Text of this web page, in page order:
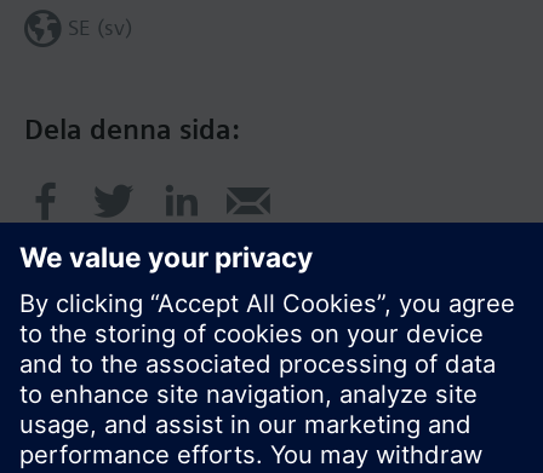
Dela denna sida:
SE (sv)
© Siemens AB, Building Technologies Division,
CPS - 2017